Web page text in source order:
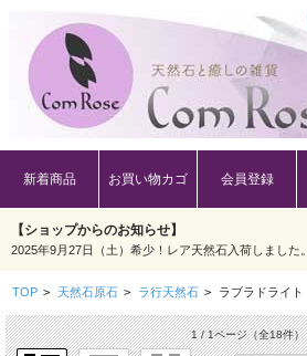
新着商品 お買い物カゴ 会員登録
【ショップからのお知らせ】
2025年9月27日（土）希少！レア天然石入荷しました。
TOP > 天然石原石 > ラ行天然石 > ラブラドライト
1 / 1ページ（全18件）